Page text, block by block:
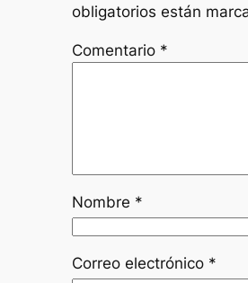
obligatorios están
Comentario *
Nombre *
Correo electrónico *